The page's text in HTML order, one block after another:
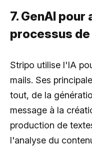
7. GenAI
processus
Stripo utilise l'IA
mails. Ses
tout, de la
message à la
production de
l'analyse du